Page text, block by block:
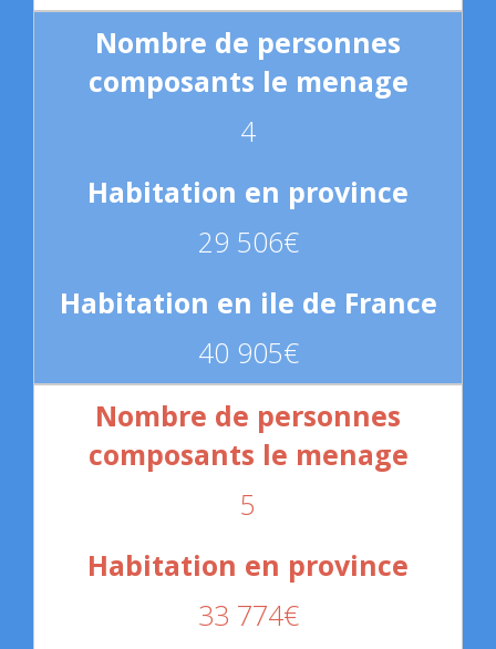
4
29 506€
40 905€
5
33 774€